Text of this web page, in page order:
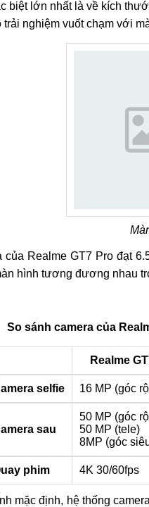
biệt lớn nhất là về kích
nghiệm vuốt chạm với
Realme GT7 Pro đạt
hình tương đương nhau
So sánh camera của
Realme
selfie 16 MP (góc
sau
50 MP (góc
50 MP (tele)
8MP (góc
phim 4K 30/60fps
mặc định, hệ thống